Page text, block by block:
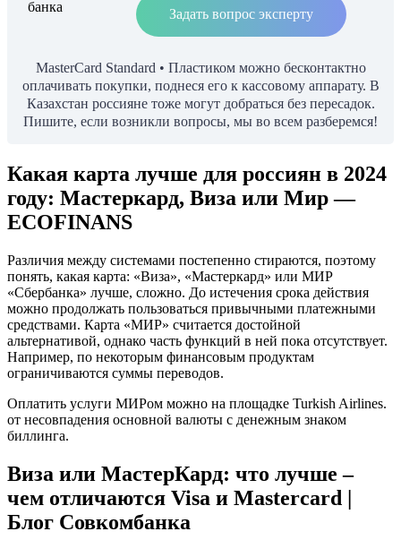
Задать вопрос эксперту
MasterCard Standard • Пластиком можно бесконтактно
оплачивать покупки, поднеся его к кассовому аппарату. В
Казахстан россияне тоже могут добраться без пересадок.
Пишите, если возникли вопросы, мы во всем разберемся!
Какая карта лучше для россиян в 2024
году: Мастеркард, Виза или Мир —
ECOFINANS
Различия между системами постепенно стираются, поэтому
понять, какая карта: «Виза», «Мастеркард» или МИР
«Сбербанка» лучше, сложно. До истечения срока действия
можно продолжать пользоваться привычными платежными
средствами. Карта «МИР» считается достойной
альтернативой, однако часть функций в ней пока отсутствует.
Например, по некоторым финансовым продуктам
ограничиваются суммы переводов.
Оплатить услуги МИРом можно на площадке Turkish Airlines.
от несовпадения основной валюты с денежным знаком
биллинга.
Виза или МастерКард: что лучше –
чем отличаются Visa и Masterсard |
Блог Совкомбанка